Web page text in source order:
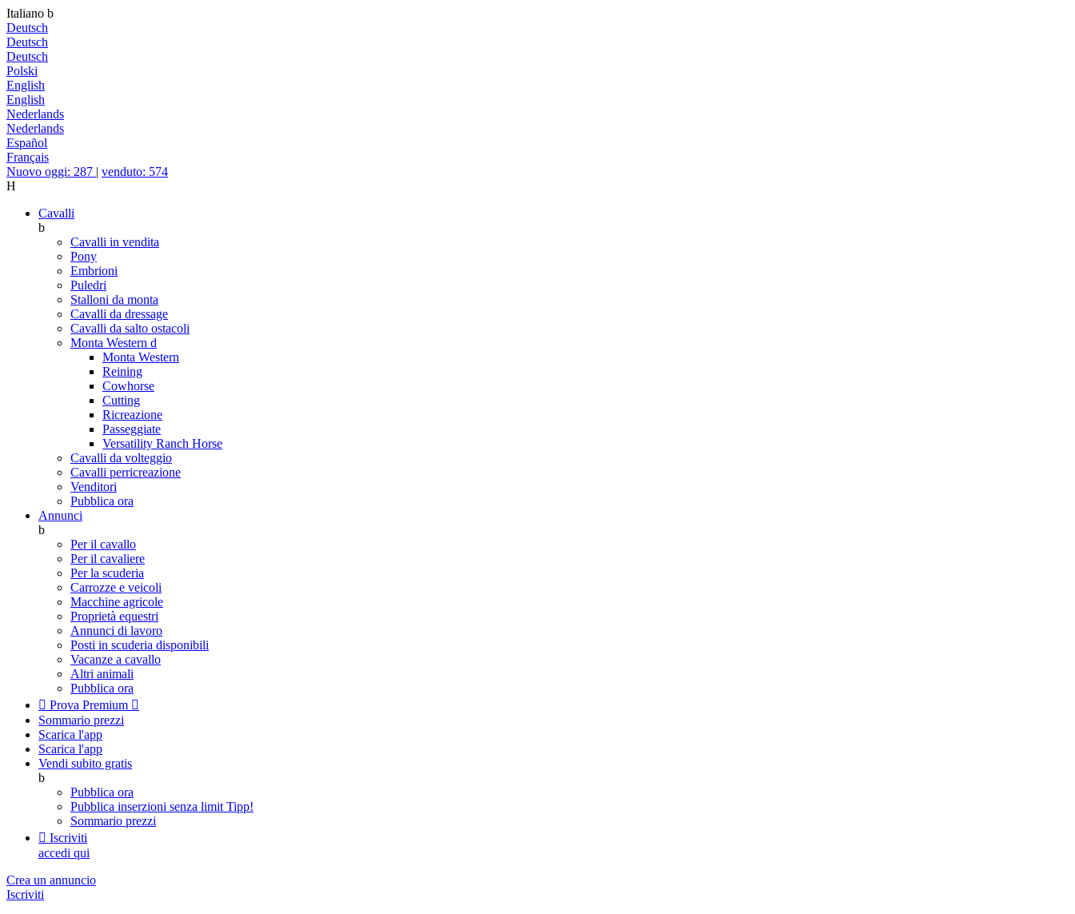
Italiano b
Deutsch
Deutsch
Deutsch
Polski
English
English
Nederlands
Nederlands
Español
Français
Nuovo oggi: 287 | venduto: 574
H
Cavalli
b
Cavalli in vendita
Pony
Embrioni
Puledri
Stalloni da monta
Cavalli da dressage
Cavalli da salto ostacoli
Monta Western d
Monta Western
Reining
Cowhorse
Cutting
Ricreazione
Passeggiate
Versatility Ranch Horse
Cavalli da volteggio
Cavalli perricreazione
Venditori
Pubblica ora
Annunci
b
Per il cavallo
Per il cavaliere
Per la scuderia
Carrozze e veicoli
Macchine agricole
Proprietà equestri
Annunci di lavoro
Posti in scuderia disponibili
Vacanze a cavallo
Altri animali
Pubblica ora
 Prova Premium 
Sommario prezzi
Scarica l'app
Scarica l'app
Vendi subito gratis
b
Pubblica ora
Pubblica inserzioni senza limit Tipp!
Sommario prezzi
 Iscriviti
accedi qui
Crea un annuncio
Iscriviti